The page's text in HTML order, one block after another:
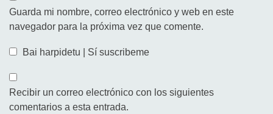
Guarda mi nombre, correo electrónico y web en este
navegador para la próxima vez que comente.
Bai harpidetu | Sí suscribeme
Recibir un correo electrónico con los siguientes
comentarios a esta entrada.